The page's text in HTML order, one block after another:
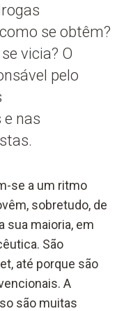
se obtêm?
vicia? O
pelo
nas
se a um ritmo
sobretudo, de
sua maioria, em
São
até porque são
A
são muitas